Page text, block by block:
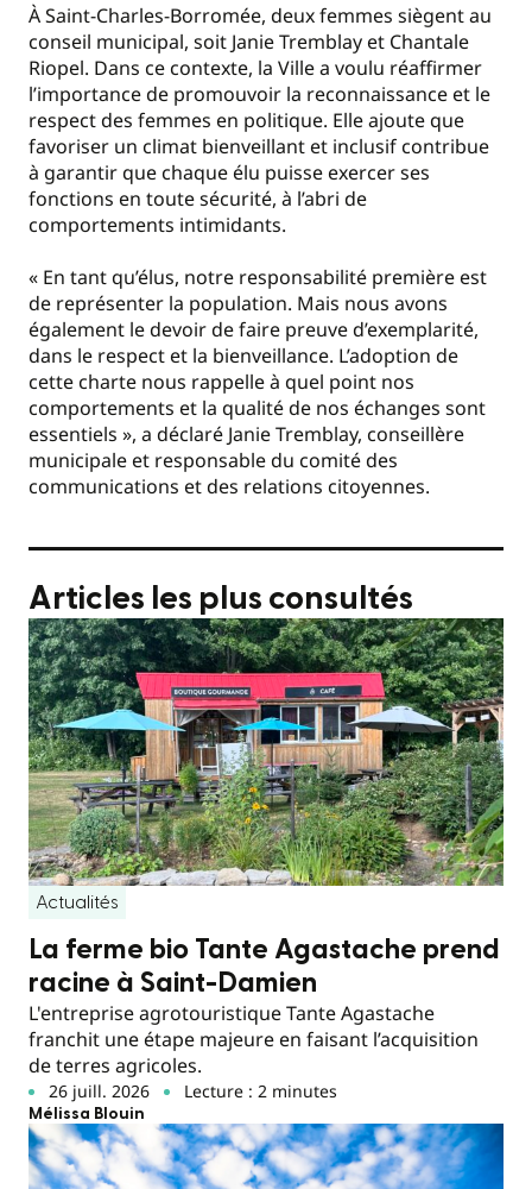
À Saint-Charles-Borromée, deux femmes siègent au
conseil municipal, soit Janie Tremblay et Chantale
Riopel. Dans ce contexte, la Ville a voulu réaffirmer
l’importance de promouvoir la reconnaissance et le
respect des femmes en politique. Elle ajoute que
favoriser un climat bienveillant et inclusif contribue
à garantir que chaque élu puisse exercer ses
fonctions en toute sécurité, à l’abri de
comportements intimidants.
« En tant qu’élus, notre responsabilité première est
de représenter la population. Mais nous avons
également le devoir de faire preuve d’exemplarité,
dans le respect et la bienveillance. L’adoption de
cette charte nous rappelle à quel point nos
comportements et la qualité de nos échanges sont
essentiels », a déclaré Janie Tremblay, conseillère
municipale et responsable du comité des
communications et des relations citoyennes.
Articles les plus consultés
Actualités
La ferme bio Tante Agastache prend
racine à Saint-Damien
L'entreprise agrotouristique Tante Agastache
franchit une étape majeure en faisant l’acquisition
de terres agricoles.
26 juill. 2026 Lecture : 2 minutes
Mélissa Blouin